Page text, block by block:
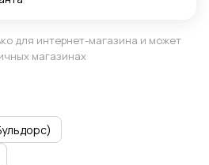
для интернет-магазина и может
магазинах